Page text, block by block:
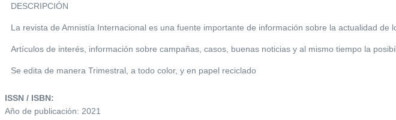
DESCRIPCIÓN
La revista de Amnistía Internacional es una fuente importante de información sobre la actualidad
Artículos de interés, información sobre campañas, casos, buenas noticias y al mismo tiempo la
Se edita de manera Trimestral, a todo color, y en papel reciclado
ISSN / ISBN:
Año de publicación: 2021